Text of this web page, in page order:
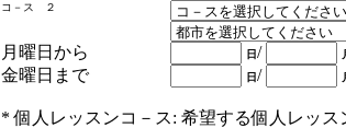
コ－ス ２
月曜日から 日/
金曜日まで
日/
* 個人レッスンコ－ス: 希望する個人レッス